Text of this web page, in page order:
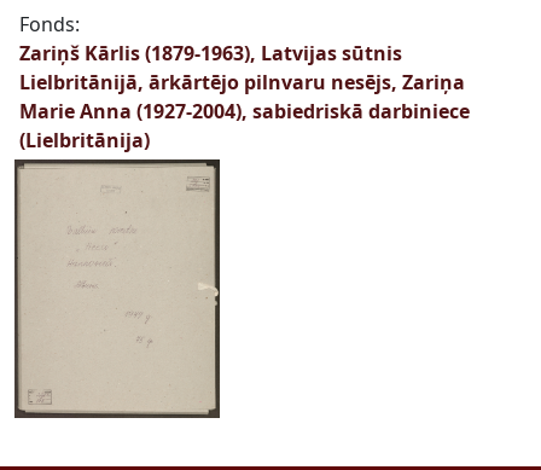
Fonds:
Zariņš Kārlis (1879-1963), Latvijas sūtnis
Lielbritānijā, ārkārtējo pilnvaru nesējs, Zariņa
Marie Anna (1927-2004), sabiedriskā darbiniece
(Lielbritānija)